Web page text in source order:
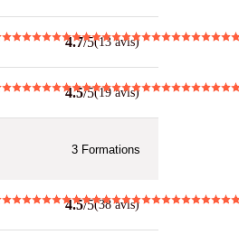
4.7/5(13 avis)
4.5/5(19 avis)
3 Formations
4.5/5(38 avis)